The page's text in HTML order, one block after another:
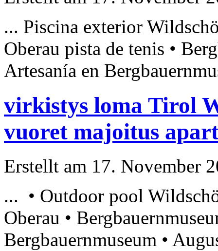
... Piscina exterior
Oberau pista de tenis •
Artesanía en
virkistys loma Tirol
vuoret majoitus
Erstellt am 17. November
... • Outdoor pool
Oberau •
Bergbauernmuseum •